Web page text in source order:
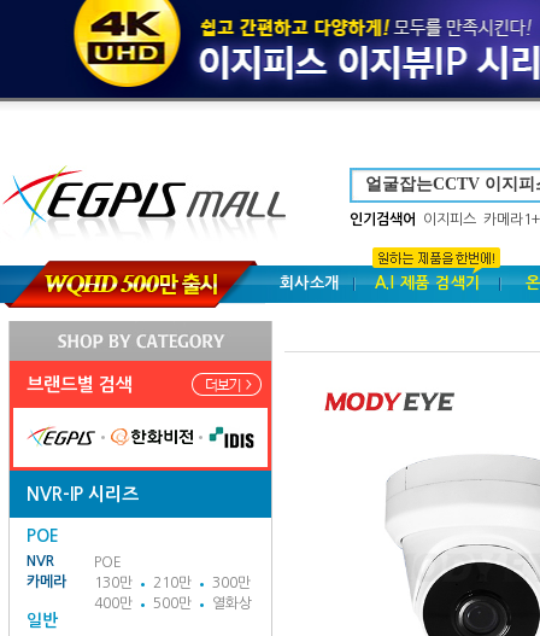
인기검색어 이지피스 카메라
회사소개 A.I 제품 검색기
브랜드별 검색
NVR-IP 시리즈
POE
NVR
POE
카메라
130만 210만
300만
400만
500만 열화상
일반